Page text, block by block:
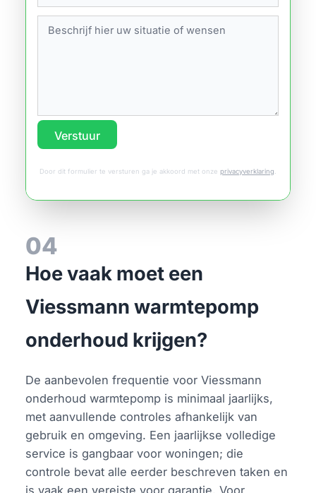
Verstuur
Door dit formulier te versturen ga je akkoord met onze privacyverklaring.
04
Hoe vaak moet een
Viessmann warmtepomp
onderhoud krijgen?
De aanbevolen frequentie voor Viessmann
onderhoud warmtepomp is minimaal jaarlijks,
met aanvullende controles afhankelijk van
gebruik en omgeving. Een jaarlijkse volledige
service is gangbaar voor woningen; die
controle bevat alle eerder beschreven taken en
is vaak een vereiste voor garantie. Voor